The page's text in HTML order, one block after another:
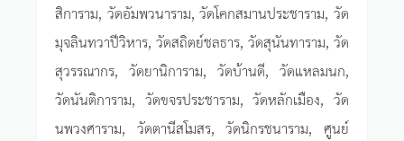
สิการาม, วัดอัมพวนาราม, วัดโคกสมานประชาราม, วัด
มุจลินทวาปีวิหาร, วัดสถิตย์ชลธาร, วัดสุนันทาราม, วัด
สุวรรณากร, วัดยานิการาม, วัดบ้านดี, วัดแหลมนก,
วัดนันติการาม, วัดขจรประชาราม, วัดหลักเมือง, วัด
นพวงศาราม, วัดตานีสโมสร, วัดนิกรชนาราม, ศูนย์